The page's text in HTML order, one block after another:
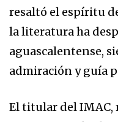
resaltó el espíritu
la literatura ha
aguascalentense,
admiración y guía
El titular del IMAC,